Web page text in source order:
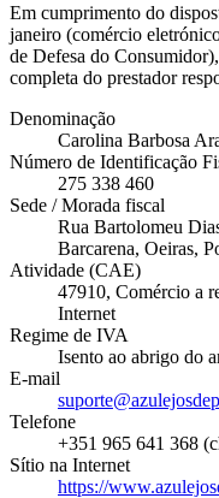
Em cumprimento do
janeiro (comércio
de Defesa do
completa do prestador
Denominação
Carolina Barbosa
Número de Identificação
275 338 460
Sede / Morada fiscal
Rua Bartolomeu
Barcarena, Oeiras,
Atividade (CAE)
47910, Comércio a
Internet
Regime de IVA
Isento ao abrigo do
E-mail
Telefone
+351 965 641 368
Sítio na Internet
https://